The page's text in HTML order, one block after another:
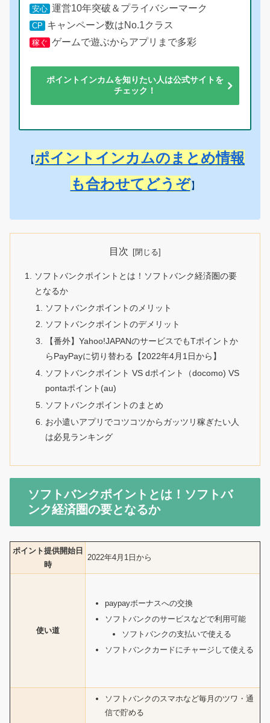
安心 運営10年突破＆プライバシーマーク
CP キャンペーン数はNo.1クラス
稼ぐ ゲームで遊ぶからアプリまで多彩
ポイントインカムを知りたい人は公式サイトを
チェック！
【ポイントインカムのまとめ情報
も合わせてどうぞ 】
目次
ソフトバンクポイントとは！ソフトバンク経済圏の要
となるか
ソフトバンクポイントのメリット
ソフトバンクポイントのデメリット
【番外】Yahoo!JAPANのサービスでもTポイントか
らPayPayに切り替わる【2022年4月1日から】
ソフトバンクポイント VS dポイント（docomo) VS
pontaポイント(au)
ソフトバンクポイントのまとめ
お小遣いアプリでコツコツからガッツリ稼ぎたい人
は必見ランキング
ソフトバンクポイントとは！ソフトバ
ンク経済圏の要となるか
ポイント提供開始日
時
2022年4月1日から
使い道
paypayボーナスへの交換
ソフトバンクのサービスなどで利用可能
ソフトバンクの支払いで使える
ソフトバンクカードにチャージして使える
ソフトバンクのスマホなど毎月のツワ・通
信で貯める